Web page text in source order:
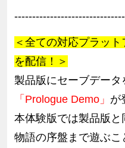
-------------------------------
＜全ての対応プラッ
を配信！＞
製品版にセーブデー
「Prologue Demo」 が
本体験版では製品版と
物語の序盤まで遊ぶこ